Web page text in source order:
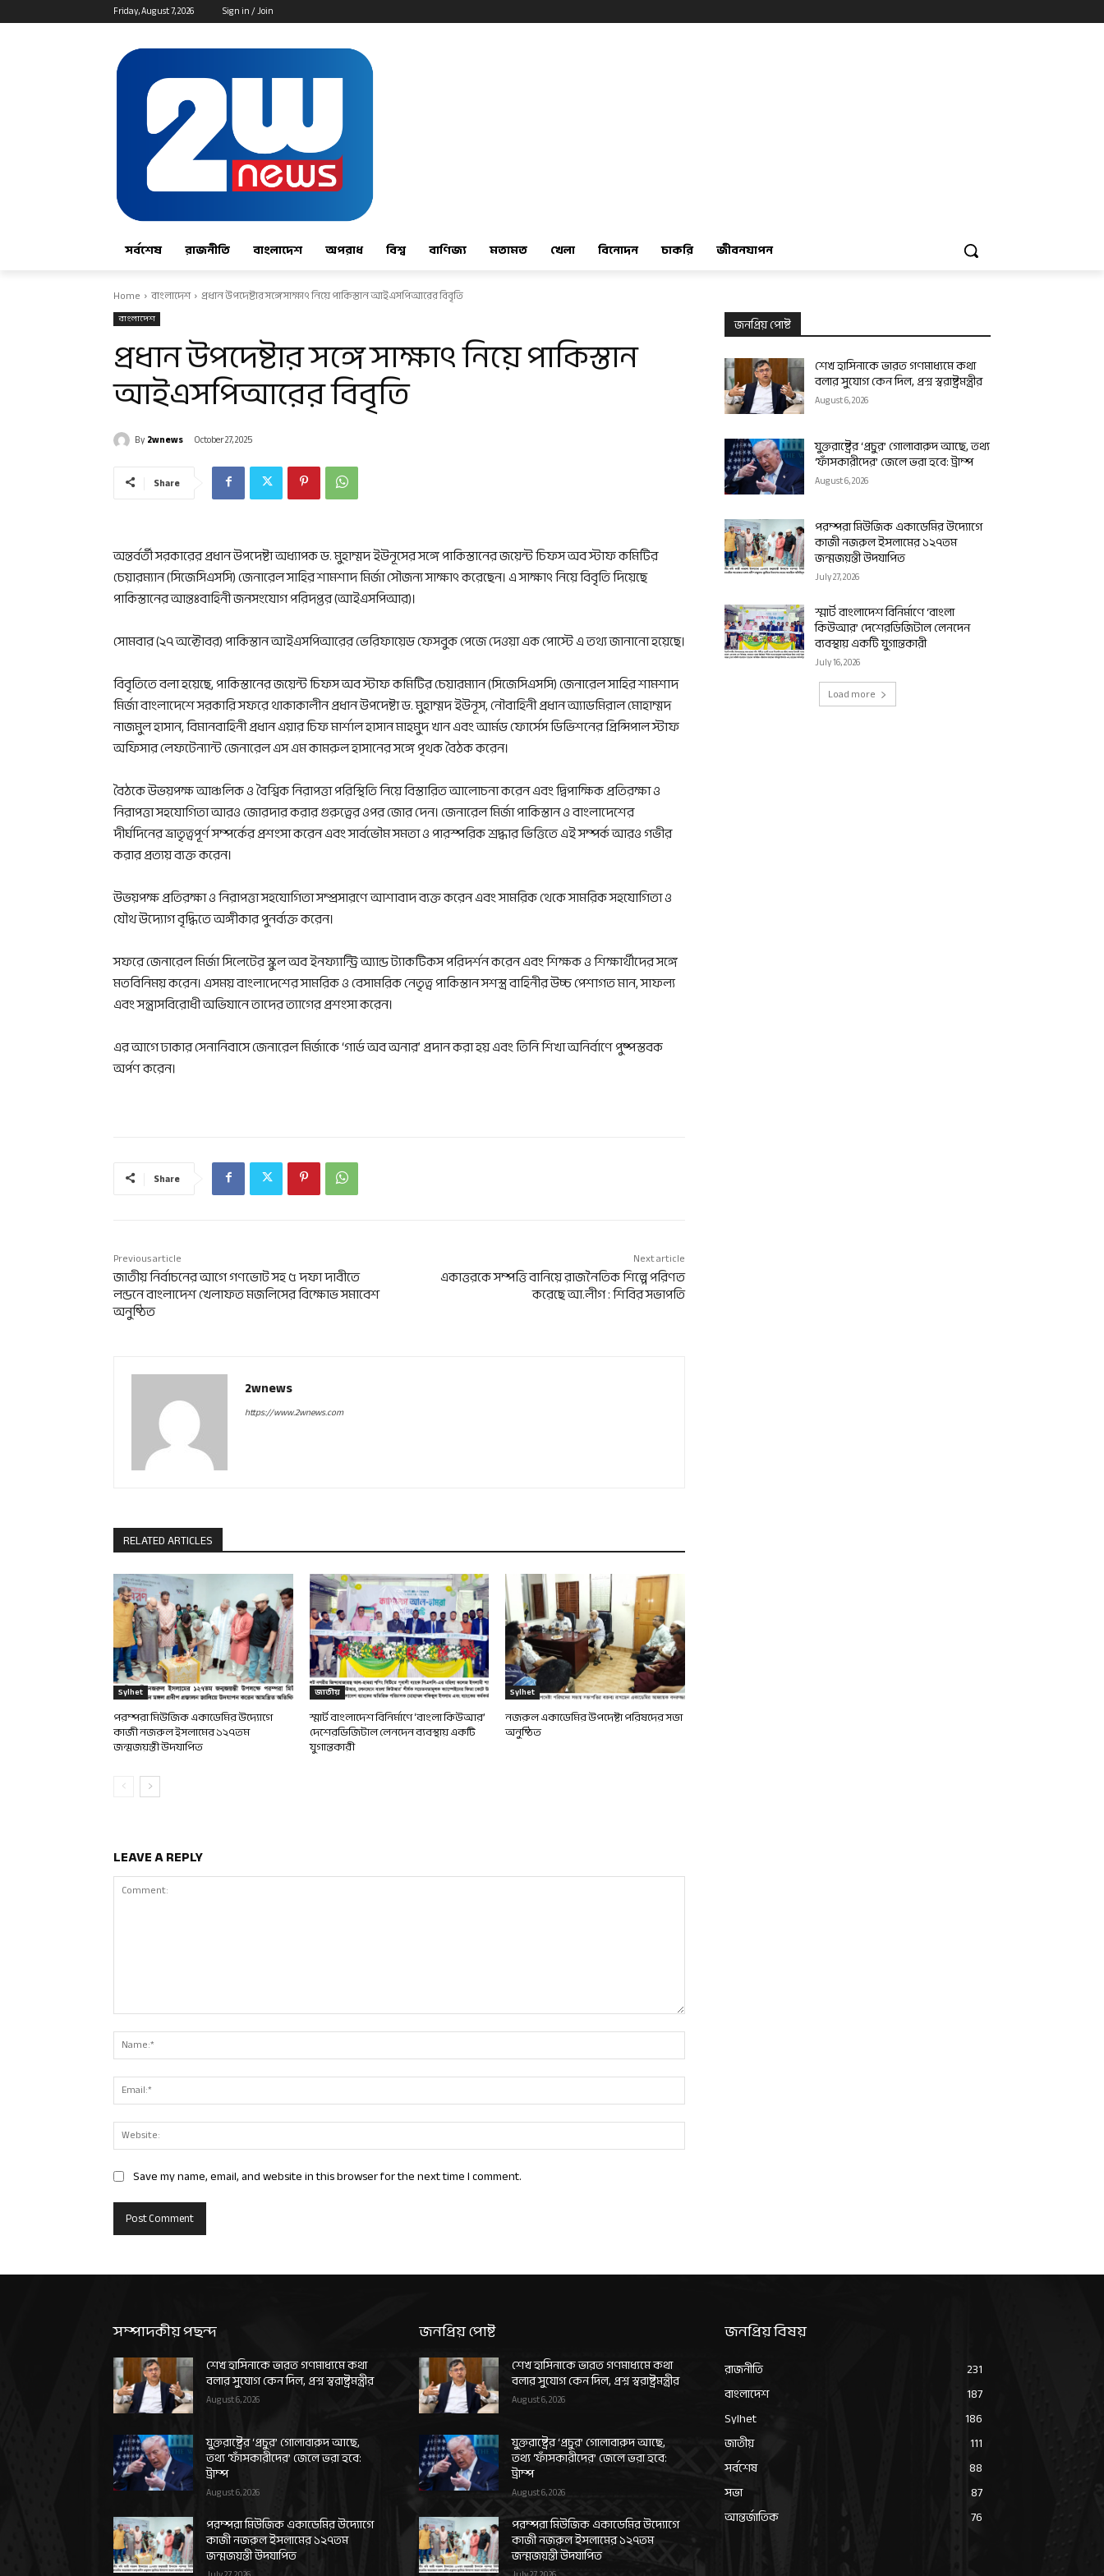
Friday, August 7, 2026 Sign in / Join
সর্বশেষ রাজনীতি বাংলাদেশ অপরাধ বিশ্ব বাণিজ্য মতামত খেলা বিনোদন চাকরি জীবনযাপন
Home বাংলাদেশ প্রধান উপদেষ্টার সঙ্গে সাক্ষাৎ নিয়ে পাকিস্তান আইএসপিআরের বিবৃতি
বাংলাদেশ
প্রধান উপদেষ্টার সঙ্গে সাক্ষাৎ নিয়ে পাকিস্তান
আইএসপিআরের বিবৃতি
By2wnews October 27, 2025
Share
অন্তর্বর্তী সরকারের প্রধান উপদেষ্টা অধ্যাপক ড. মুহাম্মদ ইউনূসের সঙ্গে পাকিস্তানের জয়েন্ট চিফস অব স্টাফ কমিটির
চেয়ারম্যান (সিজেসিএসসি) জেনারেল সাহির শামশাদ মির্জা সৌজন্য সাক্ষাৎ করেছেন। এ সাক্ষাৎ নিয়ে বিবৃতি দিয়েছে
পাকিস্তানের আন্তঃবাহিনী জনসংযোগ পরিদপ্তর (আইএসপিআর)।
সোমবার (২৭ অক্টোবর) পাকিস্তান আইএসপিআরের ভেরিফায়েড ফেসবুক পেজে দেওয়া এক পোস্টে এ তথ্য জানানো হয়েছে।
বিবৃতিতে বলা হয়েছে, পাকিস্তানের জয়েন্ট চিফস অব স্টাফ কমিটির চেয়ারম্যান (সিজেসিএসসি) জেনারেল সাহির শামশাদ
মির্জা বাংলাদেশে সরকারি সফরে থাকাকালীন প্রধান উপদেষ্টা ড. মুহাম্মদ ইউনূস, নৌবাহিনী প্রধান অ্যাডমিরাল মোহাম্মদ
নাজমুল হাসান, বিমানবাহিনী প্রধান এয়ার চিফ মার্শাল হাসান মাহমুদ খান এবং আর্মড ফোর্সেস ডিভিশনের প্রিন্সিপাল স্টাফ
অফিসার লেফটেন্যান্ট জেনারেল এস এম কামরুল হাসানের সঙ্গে পৃথক বৈঠক করেন।
বৈঠকে উভয়পক্ষ আঞ্চলিক ও বৈশ্বিক নিরাপত্তা পরিস্থিতি নিয়ে বিস্তারিত আলোচনা করেন এবং দ্বিপাক্ষিক প্রতিরক্ষা ও
নিরাপত্তা সহযোগিতা আরও জোরদার করার গুরুত্বের ওপর জোর দেন। জেনারেল মির্জা পাকিস্তান ও বাংলাদেশের
দীর্ঘদিনের ভ্রাতৃত্বপূর্ণ সম্পর্কের প্রশংসা করেন এবং সার্বভৌম সমতা ও পারস্পরিক শ্রদ্ধার ভিত্তিতে এই সম্পর্ক আরও গভীর
করার প্রত্যয় ব্যক্ত করেন।
উভয়পক্ষ প্রতিরক্ষা ও নিরাপত্তা সহযোগিতা সম্প্রসারণে আশাবাদ ব্যক্ত করেন এবং সামরিক থেকে সামরিক সহযোগিতা ও
যৌথ উদ্যোগ বৃদ্ধিতে অঙ্গীকার পুনর্ব্যক্ত করেন।
সফরে জেনারেল মির্জা সিলেটের স্কুল অব ইনফ্যান্ট্রি অ্যান্ড ট্যাকটিকস পরিদর্শন করেন এবং শিক্ষক ও শিক্ষার্থীদের সঙ্গে
মতবিনিময় করেন। এসময় বাংলাদেশের সামরিক ও বেসামরিক নেতৃত্ব পাকিস্তান সশস্ত্র বাহিনীর উচ্চ পেশাগত মান, সাফল্য
এবং সন্ত্রাসবিরোধী অভিযানে তাদের ত্যাগের প্রশংসা করেন।
এর আগে ঢাকার সেনানিবাসে জেনারেল মির্জাকে ‘গার্ড অব অনার’ প্রদান করা হয় এবং তিনি শিখা অনির্বাণে পুষ্পস্তবক
অর্পণ করেন।
Share
Previous article
জাতীয় নির্বাচনের আগে গণভোট সহ ৫ দফা দাবীতে
লন্ডনে বাংলাদেশ খেলাফত মজলিসের বিক্ষোভ সমাবেশ
অনুষ্ঠিত
Next article
একাত্তরকে সম্পত্তি বানিয়ে রাজনৈতিক শিল্পে পরিণত
করেছে আ.লীগ : শিবির সভাপতি
2wnews
https://www.2wnews.com
RELATED ARTICLES
Sylhet
পরম্পরা মিউজিক একাডেমির উদ্যোগে
কাজী নজরুল ইসলামের ১২৭তম
জন্মজয়ন্তী উদযাপিত
জাতীয়
স্মার্ট বাংলাদেশ বিনির্মাণে ‘বাংলা কিউআর’
দেশেরডিজিটাল লেনদেন ব্যবস্থায় একটি
যুগান্তকারী
Sylhet
নজরুল একাডেমির উপদেষ্টা পরিষদের সভা
অনুষ্ঠিত
LEAVE A REPLY
Comment:
Name:*
Email:*
Website:
Save my name, email, and website in this browser for the next time I comment.
জনপ্রিয় পোষ্ট
শেখ হাসিনাকে ভারত গণমাধ্যমে কথা
বলার সুযোগ কেন দিল, প্রশ্ন স্বরাষ্ট্রমন্ত্রীর
August 6, 2026
যুক্তরাষ্ট্রের ‘প্রচুর’ গোলাবারুদ আছে, তথ্য
‘ফাঁসকারীদের’ জেলে ভরা হবে: ট্রাম্প
August 6, 2026
পরম্পরা মিউজিক একাডেমির উদ্যোগে
কাজী নজরুল ইসলামের ১২৭তম
জন্মজয়ন্তী উদযাপিত
July 27, 2026
স্মার্ট বাংলাদেশ বিনির্মাণে ‘বাংলা
কিউআর’ দেশেরডিজিটাল লেনদেন
ব্যবস্থায় একটি যুগান্তকারী
July 16, 2026
Load more
সম্পাদকীয় পছন্দ
শেখ হাসিনাকে ভারত গণমাধ্যমে কথা
বলার সুযোগ কেন দিল, প্রশ্ন স্বরাষ্ট্রমন্ত্রীর
August 6, 2026
যুক্তরাষ্ট্রের ‘প্রচুর’ গোলাবারুদ আছে,
তথ্য ‘ফাঁসকারীদের’ জেলে ভরা হবে:
ট্রাম্প
August 6, 2026
পরম্পরা মিউজিক একাডেমির উদ্যোগে
কাজী নজরুল ইসলামের ১২৭তম
জন্মজয়ন্তী উদযাপিত
জনপ্রিয় পোষ্ট
শেখ হাসিনাকে ভারত গণমাধ্যমে কথা
বলার সুযোগ কেন দিল, প্রশ্ন স্বরাষ্ট্রমন্ত্রীর
August 6, 2026
যুক্তরাষ্ট্রের ‘প্রচুর’ গোলাবারুদ আছে,
তথ্য ‘ফাঁসকারীদের’ জেলে ভরা হবে:
ট্রাম্প
August 6, 2026
পরম্পরা মিউজিক একাডেমির উদ্যোগে
কাজী নজরুল ইসলামের ১২৭তম
জন্মজয়ন্তী উদযাপিত
জনপ্রিয় বিষয়
রাজনীতি
231
বাংলাদেশ
187
Sylhet
186
জাতীয়
111
সর্বশেষ
88
সভা
87
আন্তর্জাতিক
76